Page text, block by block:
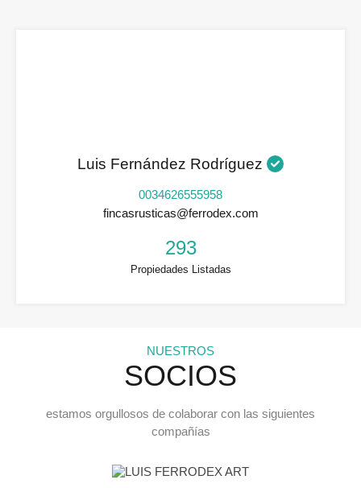
Luis Fernández Rodríguez
0034626555958
fincasrusticas@ferrodex.com
293
Propiedades Listadas
NUESTROS
SOCIOS
estamos orgullosos de colaborar con las siguientes
compañías